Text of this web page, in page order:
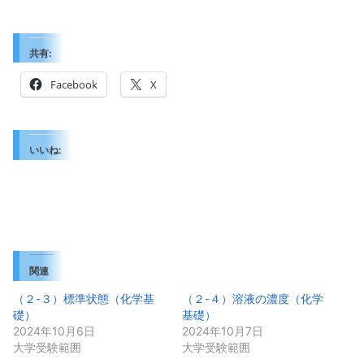
共有:
Facebook X
いいね:
関連
（２-３）標準状態（化学基
礎）
2024年10月6日
大学受験範囲
（２-４）溶液の濃度（化学
基礎）
2024年10月7日
大学受験範囲